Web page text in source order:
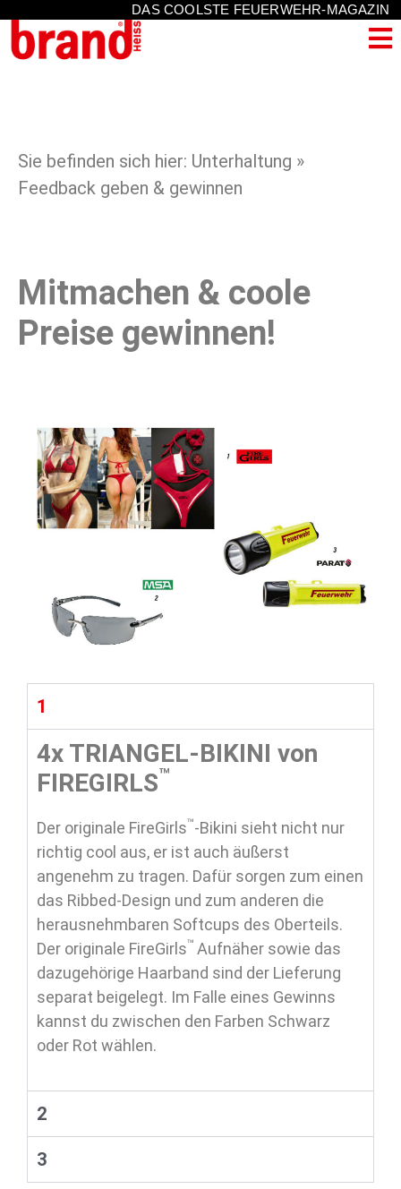
DAS COOLSTE FEUERWEHR-MAGAZIN
Sie befinden sich hier: Unterhaltung »
Feedback geben & gewinnen
Mitmachen & coole
Preise gewinnen!
1
4x TRIANGEL-BIKINI von
FIREGIRLS™
Der originale FireGirls™-Bikini sieht nicht nur
richtig cool aus, er ist auch äußerst
angenehm zu tragen. Dafür sorgen zum einen
das Ribbed-Design und zum anderen die
herausnehmbaren Softcups des Oberteils.
Der originale FireGirls™ Aufnäher sowie das
dazugehörige Haarband sind der Lieferung
separat beigelegt. Im Falle eines Gewinns
kannst du zwischen den Farben Schwarz
oder Rot wählen.
2
3